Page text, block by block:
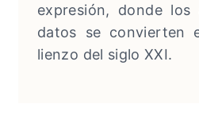
expresión, donde
datos se convierten
lienzo del siglo XXI.